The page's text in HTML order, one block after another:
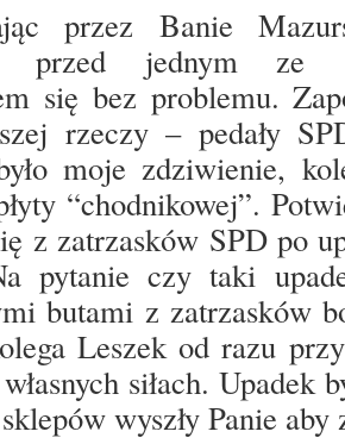
przez Banie
przed jednym ze
się bez problemu.
rzeczy – pedały
moje zdziwienie,
“chodnikowej”.
z zatrzasków SPD po
pytanie czy taki
butami z zatrzasków
Leszek od razu
siłach. Upadek
wyszły Panie aby